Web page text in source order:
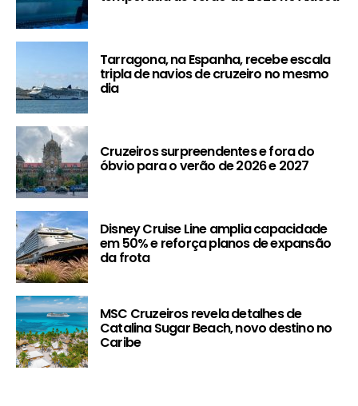
Tarragona, na Espanha, recebe escala
tripla de navios de cruzeiro no mesmo
dia
Cruzeiros surpreendentes e fora do
óbvio para o verão de 2026 e 2027
Disney Cruise Line amplia capacidade
em 50% e reforça planos de expansão
da frota
MSC Cruzeiros revela detalhes de
Catalina Sugar Beach, novo destino no
Caribe